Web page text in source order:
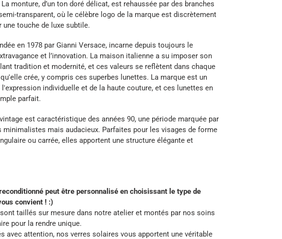
monture, d’un ton doré délicat, est rehaussée par des branches
transparent, où le célèbre logo de la marque est discrètement
une touche de luxe subtile.
en 1978 par Gianni Versace, incarne depuis toujours le
et l’innovation. La maison italienne a su imposer son
tradition et modernité, et ces valeurs se reflètent dans chaque
crée, y compris ces superbes lunettes. La marque est un
individuelle et de la haute couture, et ces lunettes en
parfait.
est caractéristique des années 90, une période marquée par
minimalistes mais audacieux. Parfaites pour les visages de forme
ou carrée, elles apportent une structure élégante et
peut être personnalisé en choisissant le type de
convient ! :)
taillés sur mesure dans notre atelier et montés par nos soins
pour la rendre unique.
avec attention, nos verres solaires vous apportent une véritable